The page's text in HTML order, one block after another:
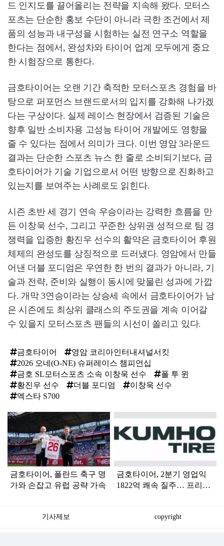
드 인지도를 끌어올리는 전략을 지속해 왔다. 모터스
포츠는 단순한 홍보 수단이 아니라 극한 조건에서 제
품의 성능과 내구성을 시험하는 실전 연구소 역할을
한다는 점에서, 완성차와 타이어 업계 모두에게 중요
한 시험장으로 통한다.
금호타이어는 오랜 기간 축적한 모터스포츠 경험을 바
탕으로 퍼포먼스 브랜드로서의 입지를 강화해 나가겠
다는 구상이다. 실제 레이스 현장에서 검증된 기술은
향후 일반 소비자용 고성능 타이어 개발에도 영향을
줄 수 있다는 점에서 의미가 크다. 이번 영암 3라운드
결과는 단순한 스포츠 뉴스 한 줄로 소비되기보다, 금
호타이어가 기술 기업으로서 어떤 방향으로 진화하고
있는지를 보여주는 사례로도 읽힌다.
시즌 초반 세 경기 연속 우승이라는 강력한 흐름을 만
든 이창욱 선수, 그리고 꾸준한 상위권 성적으로 팀 경
쟁력을 입증한 황진우 선수의 활약은 금호타이어 후원
체제의 완성도를 상징적으로 드러냈다. 영암에서 만들
어낸 더블 포디엄은 우연한 한 번의 결과가 아니라, 기
술과 전략, 준비와 실행이 동시에 맞물린 성과에 가깝
다. 개막 3연승이라는 상승세 속에서 금호타이어가 남
은 시즌에도 최상위 클래스의 주도권을 계속 이어갈
수 있을지 모터스포츠 팬들의 시선이 쏠리고 있다.
금호타이어
영암 코리아인터내셔널서킷
2026 오네(O-NE) 슈퍼레이스 챔피언십
금호 SL모터스포츠 소속 이창욱 선수
폴 투 윈
황진우 선수
더블 포디엄
이창욱 선수
엑스타 S700
탑
라
인
금호타이어, 폴란드 축구 명
가와 손잡고 유럽 공략 가속
금호타이어, 2분기 영업익
1822억 쾌속 질주… 프리미
기사제보 copyright